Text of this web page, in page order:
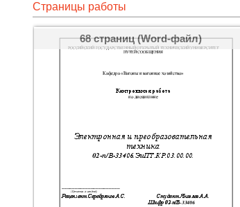
Страницы работы
68 страниц (Word-файл)